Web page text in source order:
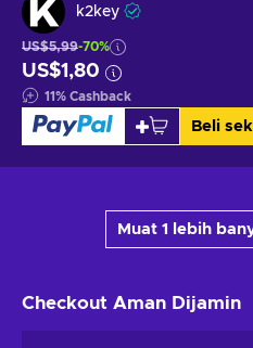
k2key
US$5,99-70%
US$1,80
11% Cashback
Beli
Muat 1 lebih
Checkout Aman Dijamin